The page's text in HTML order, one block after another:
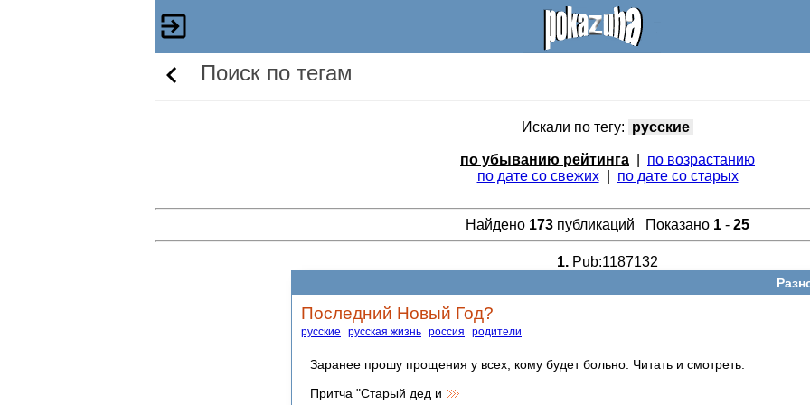
Поиск по тегам
Искали по тегу: русские
по убыванию рейтинга
по возрастанию
по дате со свежих| по дате со старых
Найдено 173 публикаций Показано 1 - 25
1. Pub:1187132
Последний Новый Год?
русские русская жизнь россия родители
Заранее прошу прощения у всех, кому будет больно. Читать и смотреть.
Притча "Старый дед и